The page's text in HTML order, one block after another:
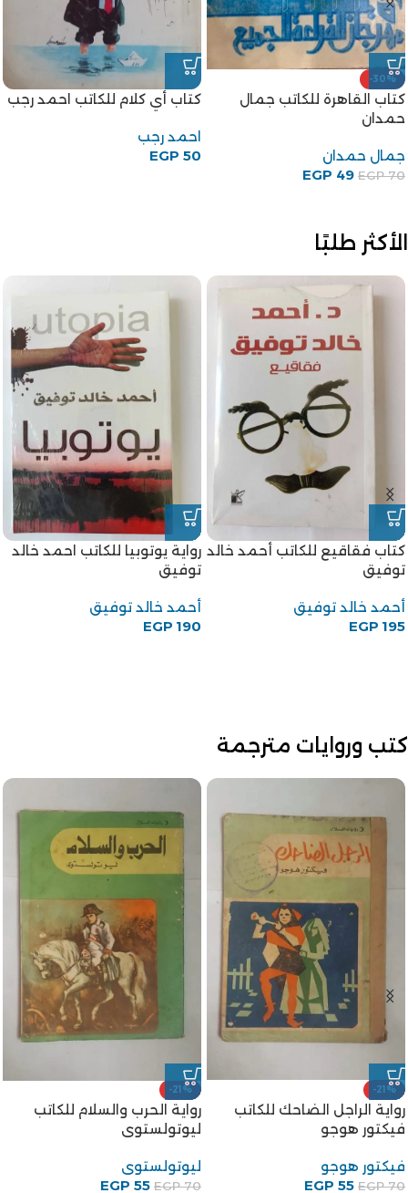
-20%
كتاب فلسفة الثورة للرئيس
المصري جمال عبد الناصر
EGP100
EGP80
كتاب نص كلمة للكاتب أحمد
رجب
EGP50
الأكثر طلبًا
كتاب فقاقيع للكاتب أحمد خالد
توفيق
أحمد خالد توفيق
EGP 195
رواية يوتوبيا للكاتب احمد خالد
توفيق
أحمد خالد توفيق
EGP 190
كتب وروايات مترجمة
-21%
رواية الراجل الضاحك للكاتب
فيكتور هوجو
فيكتور هوجو
EGP70
EGP 55
-21%
رواية الحرب والسلام للكاتب
ليوتولستوى
ليوتولستوى
EGP70
EGP 55